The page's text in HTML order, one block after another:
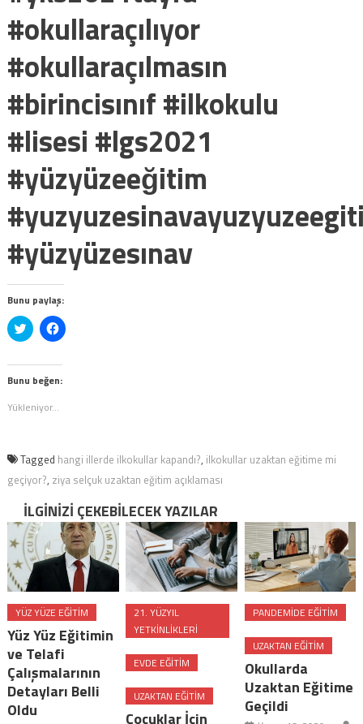
#okullaraçılıyor
#okullaraçılmasın
#birincisınıf #ilkokulu
#lisesi #lgs2021
#yüzyüzeeğitim
#yüzyüzesınav
Bunu paylaş:
Twitter
üzerinde
tıklayın
(Yeni
pencerede
Facebook'ta
paylaşmak
(Yeni
pencerede
Bunu beğen:
Yükleniyor...
Tagged hangi illerde ilkokullar kapandı?, ilkokullar uzaktan eğitime mi
geçiyor?, ziya selçuk uzaktan eğitim açıklaması
İLGINIZI ÇEKEBILECEK YAZILAR
YÜZ YÜZE EĞITIM
Yüz Yüz Eğitimin
ve Telafi
Çalışmalarının
Detayları Belli
Oldu
21. YÜZYIL
YETKINLIKLERI
EVDE EĞITIM
UZAKTAN EĞITIM
Çocuklar İçin
PANDEMIDE EĞITIM
UZAKTAN EĞITIM
Okullarda
Uzaktan Eğitime
Geçildi